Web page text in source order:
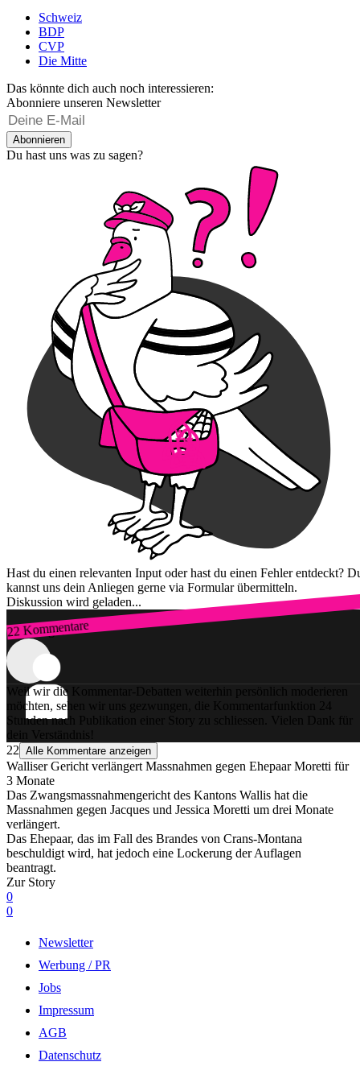
Schweiz
BDP
CVP
Die Mitte
Das könnte dich auch noch interessieren:
Abonniere unseren Newsletter
Abonnieren
Du hast uns was zu sagen?
Hast du einen relevanten Input oder hast du einen Fehler entdeckt?
kannst uns dein Anliegen gerne via Formular übermitteln.
Diskussion wird geladen...
22 Kommentare
Zum Login
Weil wir die Kommentar-Debatten weiterhin persönlich moderieren
möchten, sehen wir uns gezwungen, die Kommentarfunktion 24
Stunden nach Publikation einer Story zu schliessen. Vielen Dank für
dein Verständnis!
22 Alle Kommentare anzeigen
Walliser Gericht verlängert Massnahmen gegen Ehepaar Moretti für
3 Monate
Das Zwangsmassnahmengericht des Kantons Wallis hat die
Massnahmen gegen Jacques und Jessica Moretti um drei Monate
verlängert.
Das Ehepaar, das im Fall des Brandes von Crans-Montana
beschuldigt wird, hat jedoch eine Lockerung der Auflagen
beantragt.
Zur Story
0
0
Newsletter
Werbung / PR
Jobs
Impressum
AGB
Datenschutz